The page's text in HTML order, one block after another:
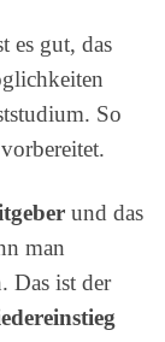
es gut, das
So
und das
man
Das ist der